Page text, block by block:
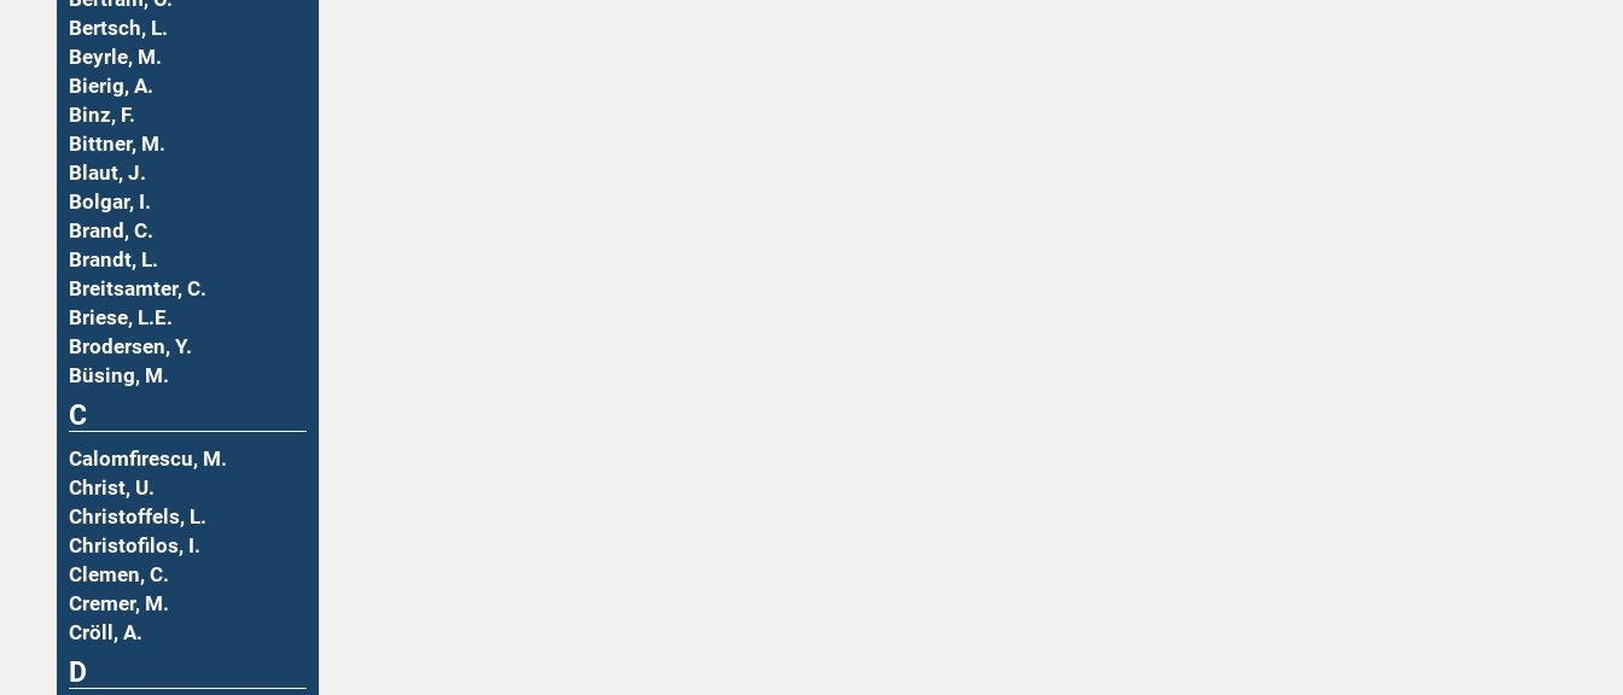
Bertsch, L.
Beyrle, M.
Bierig, A.
Binz, F.
Bittner, M.
Blaut, J.
Bolgar, I.
Brand, C.
Brandt, L.
Breitsamter, C.
Briese, L.E.
Brodersen, Y.
Büsing, M.
C
Calomfirescu, M.
Christ, U.
Christoffels, L.
Christofilos, I.
Clemen, C.
Cremer, M.
Cröll, A.
D